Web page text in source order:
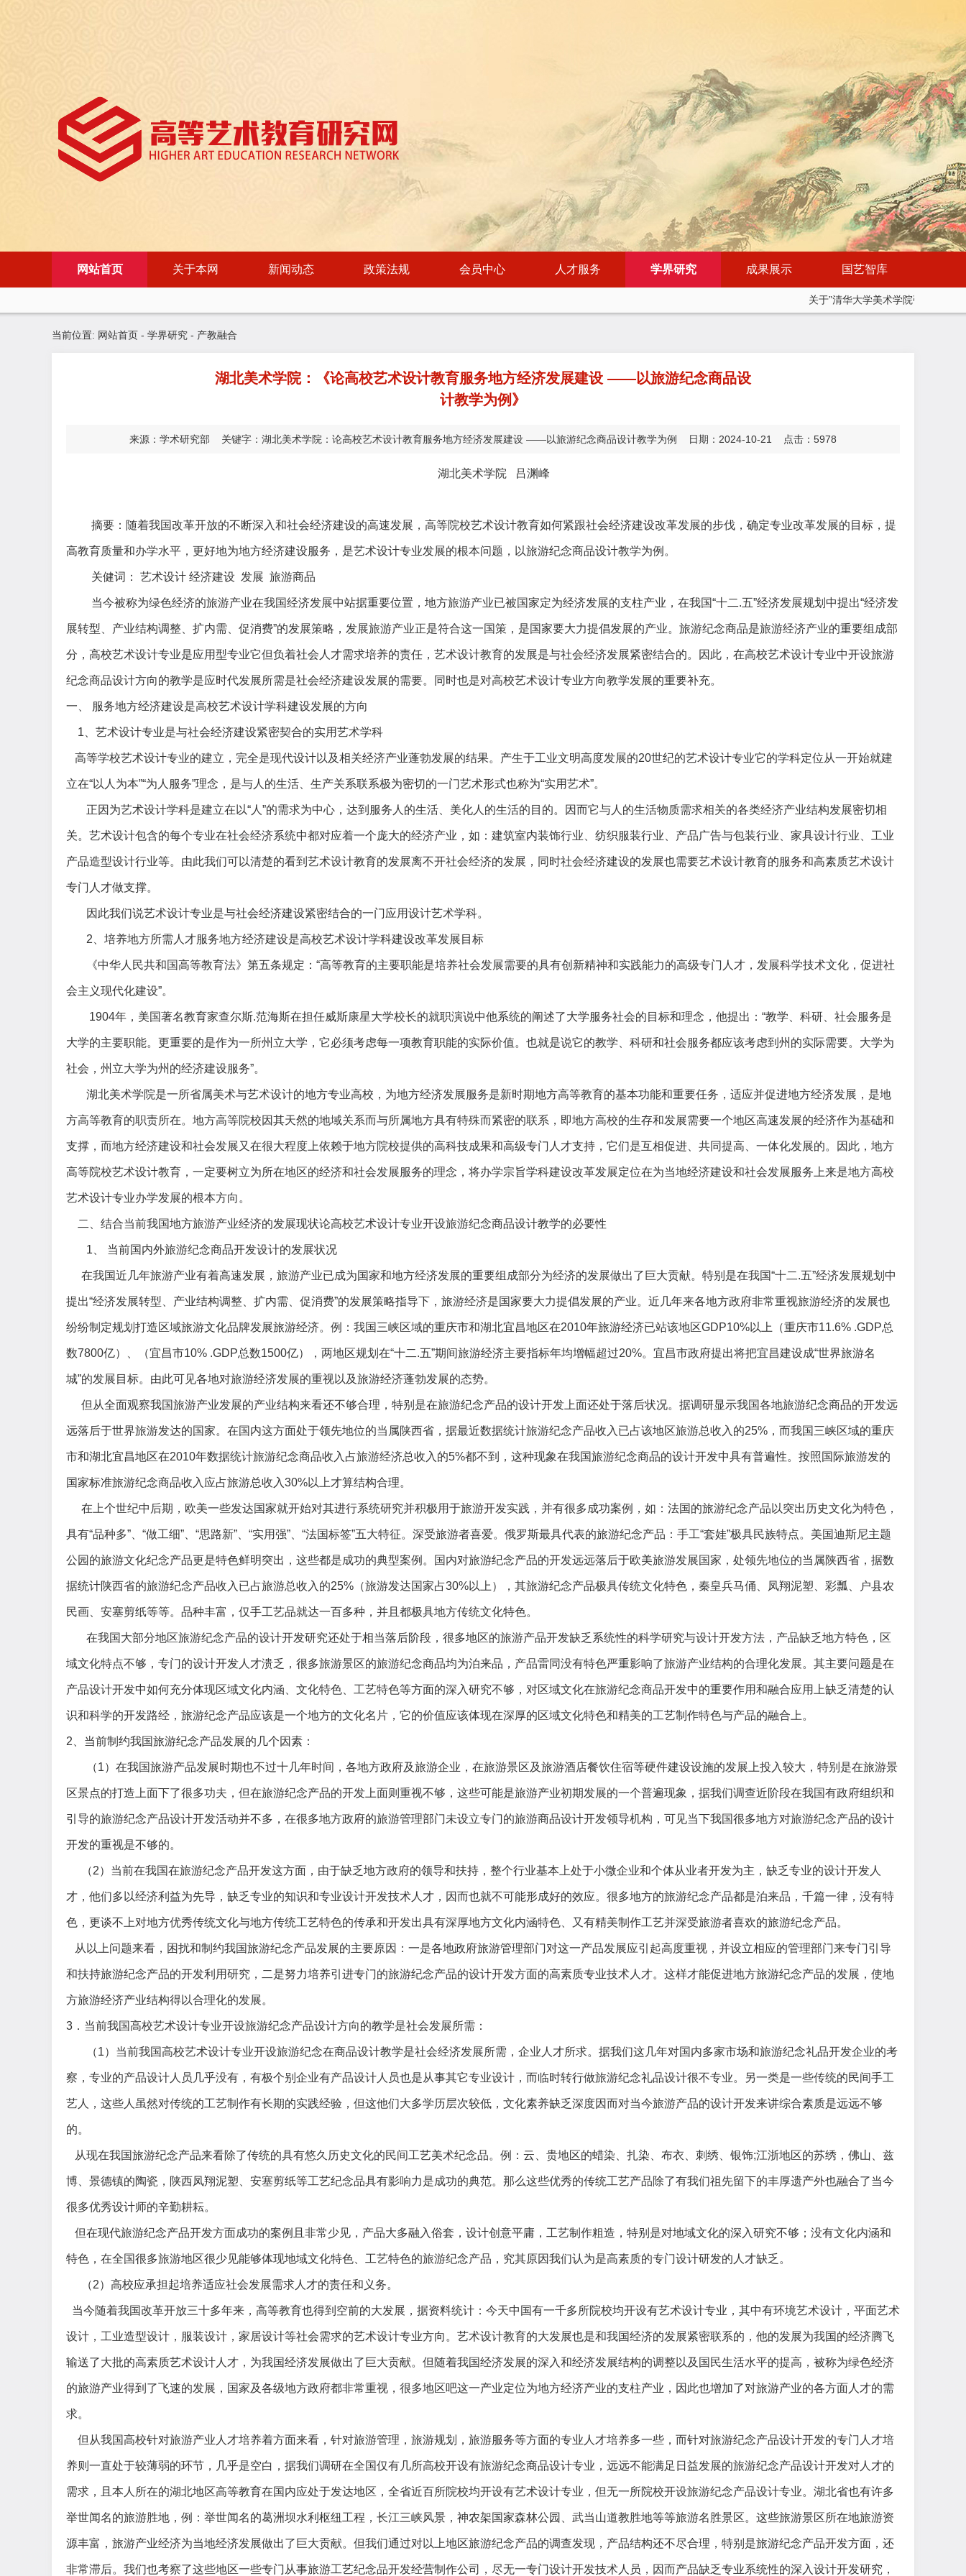
网站首页 关于本网 新闻动态 政策法规 会员中心 人才服务 学界研究 成果展示 国艺智库
关于”清华大学美术学院张夫也教授
当前位置: 网站首页 - 学界研究 - 产教融合
湖北美术学院：《论高校艺术设计教育服务地方经济发展建设 ——以旅游纪念商品设
计教学为例》
来源：学术研究部 关键字：湖北美术学院：论高校艺术设计教育服务地方经济发展建设 ——以旅游纪念商品设计教学为例 日期：2024-10-21 点击：5978
湖北美术学院 吕渊峰
摘要： 随着我国改革开放的不断深入和社会经济建设的高速发展 ，高等院校艺术设计教育如何紧跟社会经济建设改革发展的步伐，确定专业改革发展的目标， 提
高教育质量和办学水平，更好地为地方经济建设服务，是艺术设计专业发展的根本问题 ，以旅游纪念商品设计教学为例。
关健词： 艺术设计 经济建设 发展 旅游商品
当今被称为绿色经济的旅游产业在我国经济发展中站据重要位置，地方旅游产业已被国家定为经济发展的支柱产业，在我国“十二.五”经济发展规划中提出“经济发
展转型、产业结构调整、扩内需、促消费”的发展策略，发展旅游产业正是符合这一国策，是国家要大力提倡发展的产业。旅游纪念商品是旅游经济产业的重要组成部
分，高校艺术设计专业是应用型专业它但负着社会人才需求培养的责任，艺术设计教育的发展是与社会经济发展紧密结合的。因此，在高校艺术设计专业中开设旅游
纪念商品设计方向的教学是应时代发展所需是社会经济建设发展的需要。同时也是对高校艺术设计专业方向教学发展的重要补充。
一、 服务地方经济建设是高校艺术设计学科建设发展的方向
1、艺术设计专业是与社会经济建设紧密契合的实用艺术学科
高等学校艺术设计专业的建立，完全是现代设计以及相关经济产业蓬勃发展的结果。产生于工业文明高度发展的20世纪的艺术设计专业它的学科定位从一开始就建
立在“以人为本”“为人服务”理念，是与人的生活、生产关系联系极为密切的一门艺术形式也称为“实用艺术”。
正因为艺术设计学科是建立在以“人”的需求为中心，达到服务人的生活、美化人的生活的目的。因而它与人的生活物质需求相关的各类经济产业结构发展密切相
关。艺术设计包含的每个专业在社会经济系统中都对应着一个庞大的经济产业，如：建筑室内装饰行业、纺织服装行业、产品广告与包装行业、家具设计行业、工业
产品造型设计行业等。由此我们可以清楚的看到艺术设计教育的发展离不开社会经济的发展，同时社会经济建设的发展也需要艺术设计教育的服务和高素质艺术设计
专门人才做支撑。
因此我们说艺术设计专业是与社会经济建设紧密结合的一门应用设计艺术学科。
2、培养地方所需人才服务地方经济建设是高校艺术设计学科建设改革发展目标
《中华人民共和国高等教育法》第五条规定：“高等教育的主要职能是培养社会发展需要的具有创新精神和实践能力的高级专门人才，发展科学技术文化，促进社
会主义现代化建设”。
1904年，美国著名教育家查尔斯.范海斯在担任威斯康星大学校长的就职演说中他系统的阐述了大学服务社会的目标和理念，他提出：“教学、科研、社会服务是
大学的主要职能。更重要的是作为一所州立大学，它必须考虑每一项教育职能的实际价值。也就是说它的教学、科研和社会服务都应该考虑到州的实际需要。大学为
社会，州立大学为州的经济建设服务”。
湖北美术学院是一所省属美术与艺术设计的地方专业高校，为地方经济发展服务是新时期地方高等教育的基本功能和重要任务，适应并促进地方经济发展，是地
方高等教育的职责所在。地方高等院校因其天然的地域关系而与所属地方具有特殊而紧密的联系，即地方高校的生存和发展需要一个地区高速发展的经济作为基础和
支撑，而地方经济建设和社会发展又在很大程度上依赖于地方院校提供的高科技成果和高级专门人才支持，它们是互相促进、共同提高、一体化发展的。因此，地方
高等院校艺术设计教育，一定要树立为所在地区的经济和社会发展服务的理念，将办学宗旨学科建设改革发展定位在为当地经济建设和社会发展服务上来是地方高校
艺术设计专业办学发展的根本方向。
二、结合当前我国地方旅游产业经济的发展现状论高校艺术设计专业开设旅游纪念商品设计教学的必要性
1、 当前国内外旅游纪念商品开发设计的发展状况
在我国近几年旅游产业有着高速发展，旅游产业已成为国家和地方经济发展的重要组成部分为经济的发展做出了巨大贡献。特别是在我国“十二.五”经济发展规划中
提出“经济发展转型、产业结构调整、扩内需、促消费”的发展策略指导下，旅游经济是国家要大力提倡发展的产业。近几年来各地方政府非常重视旅游经济的发展也
纷纷制定规划打造区域旅游文化品牌发展旅游经济。例：我国三峡区域的重庆市和湖北宜昌地区在2010年旅游经济已站该地区GDP10%以上（重庆市11.6% .GDP总
数7800亿）、（宜昌市10% .GDP总数1500亿），两地区规划在“十二.五”期间旅游经济主要指标年均增幅超过20%。宜昌市政府提出将把宜昌建设成“世界旅游名
城”的发展目标。由此可见各地对旅游经济发展的重视以及旅游经济蓬勃发展的态势。
但从全面观察我国旅游产业发展的产业结构来看还不够合理，特别是在旅游纪念产品的设计开发上面还处于落后状况。据调研显示我国各地旅游纪念商品的开发远
远落后于世界旅游发达的国家。在国内这方面处于领先地位的当属陕西省，据最近数据统计旅游纪念产品收入已占该地区旅游总收入的25%，而我国三峡区域的重庆
市和湖北宜昌地区在2010年数据统计旅游纪念商品收入占旅游经济总收入的5%都不到，这种现象在我国旅游纪念商品的设计开发中具有普遍性。按照国际旅游发的
国家标准旅游纪念商品收入应占旅游总收入30%以上才算结构合理。
在上个世纪中后期，欧美一些发达国家就开始对其进行系统研究并积极用于旅游开发实践，并有很多成功案例，如：法国的旅游纪念产品以突出历史文化为特色，
具有“品种多”、“做工细”、“思路新”、“实用强”、“法国标签”五大特征。深受旅游者喜爱。俄罗斯最具代表的旅游纪念产品：手工“套娃”极具民族特点。美国迪斯尼主题
公园的旅游文化纪念产品更是特色鲜明突出，这些都是成功的典型案例。国内对旅游纪念产品的开发远远落后于欧美旅游发展国家，处领先地位的当属陕西省，据数
据统计陕西省的旅游纪念产品收入已占旅游总收入的25% （旅游发达国家占30%以上），其旅游纪念产品极具传统文化特色，秦皇兵马俑、凤翔泥塑、彩瓢、户县农
民画、安塞剪纸等等。品种丰富，仅手工艺品就达一百多种，并且都极具地方传统文化特色。
在我国大部分地区旅游纪念产品的设计开发研究还处于相当落后阶段，很多地区的旅游产品开发缺乏系统性的科学研究与设计开发方法，产品缺乏地方特色，区
域文化特点不够，专门的设计开发人才溃乏，很多旅游景区的旅游纪念商品均为泊来品，产品雷同没有特色严重影响了旅游产业结构的合理化发展。其主要问题是在
产品设计开发中如何充分体现区域文化内涵、文化特色、工艺特色等方面的深入研究不够，对区域文化在旅游纪念商品开发中的重要作用和融合应用上缺乏清楚的认
识和科学的开发路经，旅游纪念产品应该是一个地方的文化名片，它的价值应该体现在深厚的区域文化特色和精美的工艺制作特色与产品的融合上。
2 、当前制约我国旅游纪念产品发展的几个因素：
（1）在我国旅游产品发展时期也不过十几年时间，各地方政府及旅游企业，在旅游景区及旅游酒店餐饮住宿等硬件建设设施的发展上投入较大，特别是在旅游景
区景点的打造上面下了很多功夫，但在旅游纪念产品的开发上面则重视不够，这些可能是旅游产业初期发展的一个普遍现象，据我们调查近阶段在我国有政府组织和
引导的旅游纪念产品设计开发活动并不多，在很多地方政府的旅游管理部门未设立专门的旅游商品设计开发领导机构，可见当下我国很多地方对旅游纪念产品的设计
开发的重视是不够的。
（2）当前在我国在旅游纪念产品开发这方面，由于缺乏地方政府的领导和扶持，整个行业基本上处于小微企业和个体从业者开发为主，缺乏专业的设计开发人
才，他们多以经济利益为先导，缺乏专业的知识和专业设计开发技术人才，因而也就不可能形成好的效应。很多地方的旅游纪念产品都是泊来品，千篇一律，没有特
色，更谈不上对地方优秀传统文化与地方传统工艺特色的传承和开发出具有深厚地方文化内涵特色、又有精美制作工艺并深受旅游者喜欢的旅游纪念产品。
从以上问题来看，困扰和制约我国旅游纪念产品发展的主要原因：一是各地政府旅游管理部门对这一产品发展应引起高度重视，并设立相应的管理部门来专门引导
和扶持旅游纪念产品的开发利用研究，二是努力培养引进专门的旅游纪念产品的设计开发方面的高素质专业技术人才。这样才能促进地方旅游纪念产品的发展，使地
方旅游经济产业结构得以合理化的发展。
3 ．当前我国高校艺术设计专业开设旅游纪念产品设计方向的教学是社会发展所需：
（1）当前我国高校艺术设计专业开设旅游纪念在商品设计教学是社会经济发展所需，企业人才所求。据我们这几年对国内多家市场和旅游纪念礼品开发企业的考
察，专业的产品设计人员几乎没有，有极个别企业有产品设计人员也是从事其它专业设计，而临时转行做旅游纪念礼品设计很不专业。另一类是一些传统的民间手工
艺人，这些人虽然对传统的工艺制作有长期的实践经验，但这他们大多学历层次较低，文化素养缺乏深度因而对当今旅游产品的设计开发来讲综合素质是远远不够
的。
从现在我国旅游纪念产品来看除了传统的具有悠久历史文化的民间工艺美术纪念品。例：云、贵地区的蜡染、扎染、布衣、刺绣、银饰;江浙地区的苏绣，佛山、兹
博、景德镇的陶瓷，陕西凤翔泥塑、安塞剪纸等工艺纪念品具有影响力是成功的典范。那么这些优秀的传统工艺产品除了有我们祖先留下的丰厚遗产外也融合了当今
很多优秀设计师的辛勤耕耘。
但在现代旅游纪念产品开发方面成功的案例且非常少见，产品大多融入俗套，设计创意平庸，工艺制作粗造，特别是对地域文化的深入研究不够；没有文化内涵和
特色，在全国很多旅游地区很少见能够体现地域文化特色、工艺特色的旅游纪念产品，究其原因我们认为是高素质的专门设计研发的人才缺乏。
（2）高校应承担起培养适应社会发展需求人才的责任和义务。
当今随着我国改革开放三十多年来，高等教育也得到空前的大发展，据资料统计：今天中国有一千多所院校均开设有艺术设计专业，其中有环境艺术设计，平面艺术
设计，工业造型设计，服装设计，家居设计等社会需求的艺术设计专业方向。艺术设计教育的大发展也是和我国经济的发展紧密联系的，他的发展为我国的经济腾飞
输送了大批的高素质艺术设计人才，为我国经济发展做出了巨大贡献。但随着我国经济发展的深入和经济发展结构的调整以及国民生活水平的提高，被称为绿色经济
的旅游产业得到了飞速的发展，国家及各级地方政府都非常重视，很多地区吧这一产业定位为地方经济产业的支柱产业，因此也增加了对旅游产业的各方面人才的需
求。
但从我国高校针对旅游产业人才培养着方面来看，针对旅游管理，旅游规划，旅游服务等方面的专业人才培养多一些，而针对旅游纪念产品设计开发的专门人才培
养则一直处于较薄弱的环节，几乎是空白，据我们调研在全国仅有几所高校开设有旅游纪念商品设计专业，远远不能满足日益发展的旅游纪念产品设计开发对人才的
需求，且本人所在的湖北地区高等教育在国内应处于发达地区，全省近百所院校均开设有艺术设计专业，但无一所院校开设旅游纪念产品设计专业。湖北省也有许多
举世闻名的旅游胜地，例：举世闻名的葛洲坝水利枢纽工程，长江三峡风景，神农架国家森林公园、武当山道教胜地等等旅游名胜景区。这些旅游景区所在地旅游资
源丰富，旅游产业经济为当地经济发展做出了巨大贡献。但我们通过对以上地区旅游纪念产品的调查发现，产品结构还不尽合理，特别是旅游纪念产品开发方面，还
非常滞后。我们也考察了这些地区一些专门从事旅游工艺纪念品开发经营制作公司，尽无一专门设计开发技术人员，因而产品缺乏专业系统性的深入设计开发研究，